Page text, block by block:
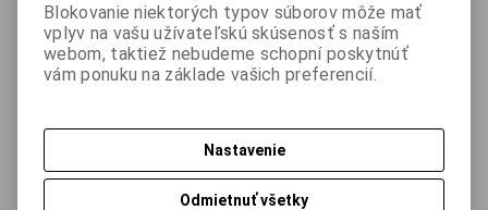
Skladom: 4 ks ISBN:S1808604
Doporučiť výrobok
Blokovanie niektorých typov súborov môže mať
vplyv na vašu užívateľskú skúsenosť s naším
webom, taktiež nebudeme schopní poskytnúť
vám ponuku na základe vašich preferencií.
Nastavenie
Odmietnuť všetky